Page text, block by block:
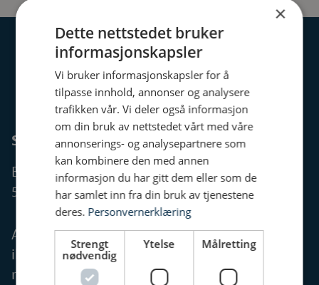
Vidar Kvernvold i SG Armaturen
Smartere, billigere
Bytter du til nye armaturer, sparer du mellom
50 og 80 prosent, ifølge Kvernvold.
Anlegget kan oppgraderes raskt. Man trenger
ikke bytte himlinger, siden man kan bruke
rehab-ringer som dekker omrisset av
×
Dette nettstedet bruker
informasjonskapsler
Vi bruker informasjonskapsler for å
tilpasse innhold, annonser og analysere
trafikken vår. Vi deler også informasjon
om din bruk av nettstedet vårt med våre
annonserings- og analysepartnere som
kan kombinere den med annen
informasjon du har gitt dem eller som de
har samlet inn fra din bruk av tjenestene
deres. Personvernerklæring
Strengt
nødvendig
Ytelse Målretting